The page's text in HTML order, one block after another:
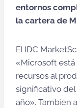
entornos
la cartera de
El IDC
«Microsoft
recursos al
significativo
año». También